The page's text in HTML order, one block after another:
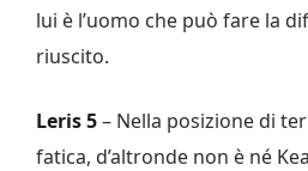
lui è l’uomo che può fare la
riuscito.
Leris 5– Nella posizione di
fatica, d’altronde non è né